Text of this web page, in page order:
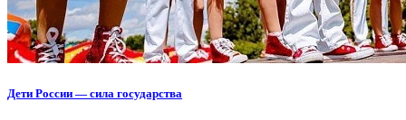
Дети России — сила государства